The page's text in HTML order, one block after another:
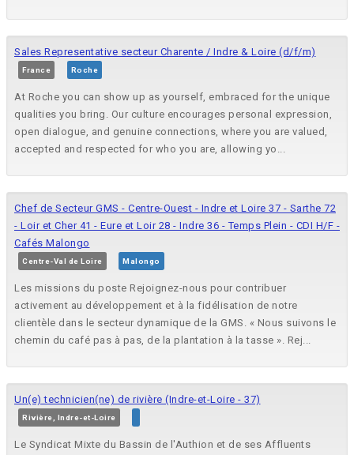
Sales Representative secteur Charente / Indre & Loire (d/f/m)
France Roche
At Roche you can show up as yourself, embraced for the unique
qualities you bring. Our culture encourages personal expression,
open dialogue, and genuine connections, where you are valued,
accepted and respected for who you are, allowing yo...
Chef de Secteur GMS - Centre-Ouest - Indre et Loire 37 - Sarthe 72
- Loir et Cher 41 - Eure et Loir 28 - Indre 36 - Temps Plein - CDI H/F -
Cafés Malongo
Centre-Val de Loire Malongo
Les missions du poste Rejoignez-nous pour contribuer
activement au développement et à la fidélisation de notre
clientèle dans le secteur dynamique de la GMS. « Nous suivons le
chemin du café pas à pas, de la plantation à la tasse ». Rej...
Un(e) technicien(ne) de rivière (Indre-et-Loire - 37)
Rivière, Indre-et-Loire
Le Syndicat Mixte du Bassin de l'Authion et de ses Affluents